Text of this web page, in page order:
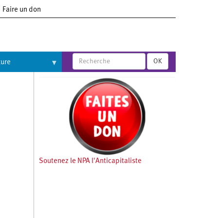
Faire un don
OK
Soutenez le NPA l'Anticapitaliste